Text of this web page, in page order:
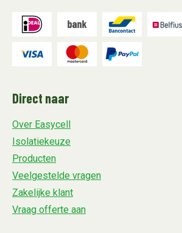
Direct naar
Over Easycell
Isolatiekeuze
Producten
Veelgestelde vragen
Zakelijke klant
Vraag offerte aan